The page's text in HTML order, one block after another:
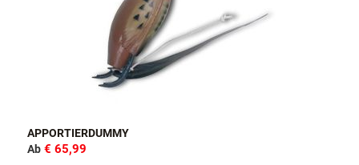
APPORTIERDUMMY
Ab € 65,99